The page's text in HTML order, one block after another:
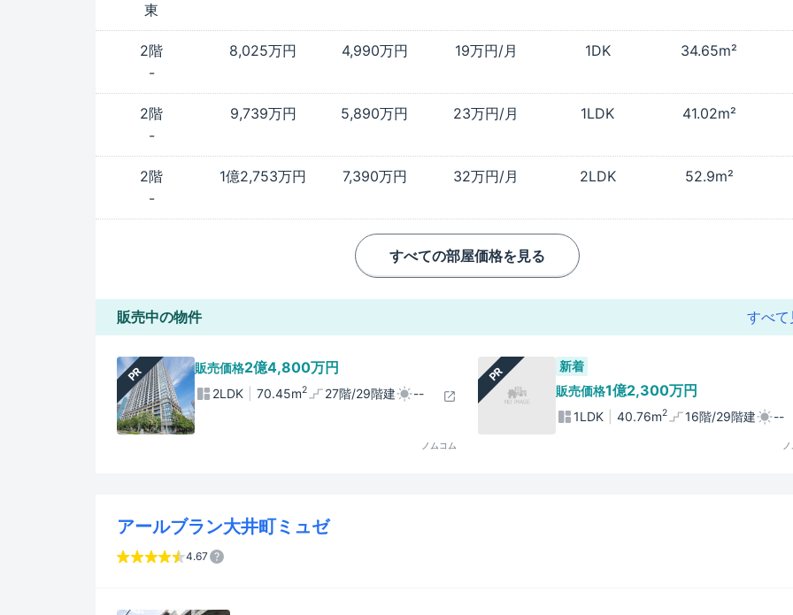
東
2階 8,025万円 4,990万円 19万円/月 1DK
34.65m²
-
2階 9,739万円 5,890万円 23万円/月 1LDK
41.02m²
-
2階 1億2,753万円 7,390万円 32万円/月 2LDK
52.9m²
-
すべての部屋価格を見る
販売中の物件 すべて
PR 販売価格2億4,800万円
2LDK 70.45m2 27階/29階建 --
ノムコム
PR
新着
販売価格1億2,300万円
1LDK 40.76m2 16階/29階建 --
アールブラン大井町ミュゼ
4.67